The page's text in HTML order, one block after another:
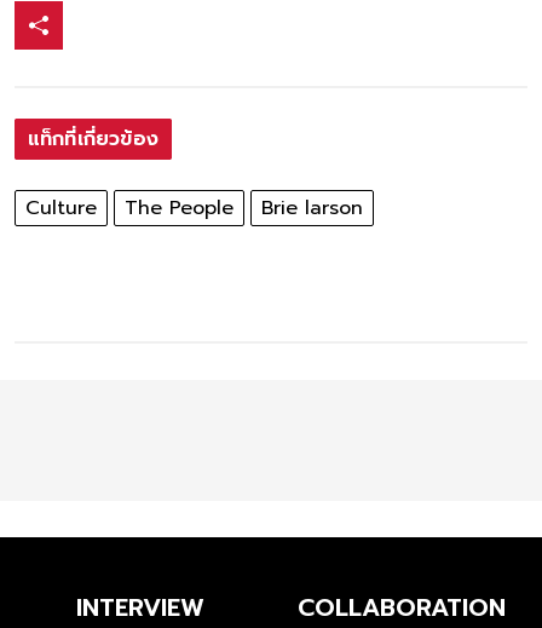
แท็กที่เกี่ยวข้อง
Culture The People Brie larson
INTERVIEW COLLABORATION